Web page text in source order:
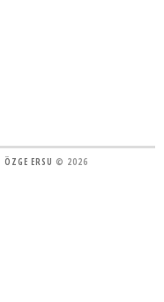
ÖZGE ERSU © 2026